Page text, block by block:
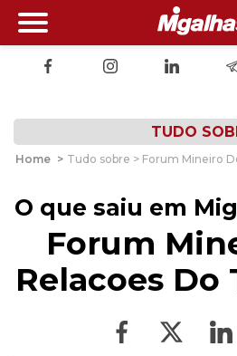
TUDO
Home > Tudo sobre > Forum Mineiro
O que saiu em
Forum
Relacoes Do